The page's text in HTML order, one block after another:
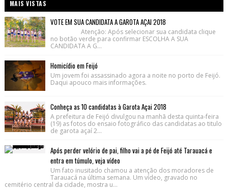
MAIS VISTAS
VOTE EM SUA CANDIDATA A GAROTA AÇAI 2018
Atenção: Após selecionar sua candidata clique
no botão verde para confirmar ESCOLHA A SUA
CANDIDATA A G...
Homicídio em Feijó
Um jovem foi assassinado agora a noite no porto de Feijó.
Daqui apouco mais informações.
Conheça as 10 candidatas à Garota Açai 2018
A prefeitura de Feijó divulgou na manhã desta quinta-feira
(19) as fotos do ensaio fotográfico das candidatas ao titulo
de garota açaí 2...
Após perder velório de pai, filho vai a pé de Feijó até Tarauacá e
entra em túmulo, veja vídeo
Um fato inusitado chamou a atenção dos moradores de
Tarauacá na última semana. Um vídeo, gravado no
cemitério central da cidade, mostra u...